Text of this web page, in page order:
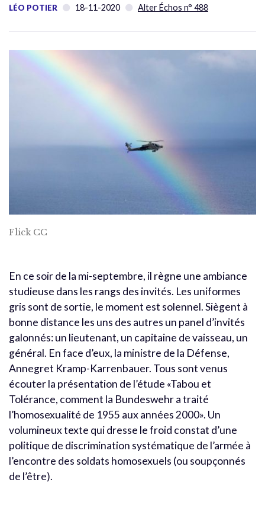
LÉO POTIER 18-11-2020 Alter Échos n° 488
Flick CC
En ce soir de la mi-septembre, il règne une ambiance
studieuse dans les rangs des invités. Les uniformes
gris sont de sortie, le moment est solennel. Siègent à
bonne distance les uns des autres un panel d’invités
galonnés: un lieutenant, un capitaine de vaisseau, un
général. En face d’eux, la ministre de la Défense,
Annegret Kramp-Karrenbauer. Tous sont venus
écouter la présentation de l’étude «Tabou et
Tolérance, comment la Bundeswehr a traité
l’homosexualité de 1955 aux années 2000». Un
volumineux texte qui dresse le froid constat d’une
politique de discrimination systématique de l’armée à
l’encontre des soldats homosexuels (ou soupçonnés
de l’être).